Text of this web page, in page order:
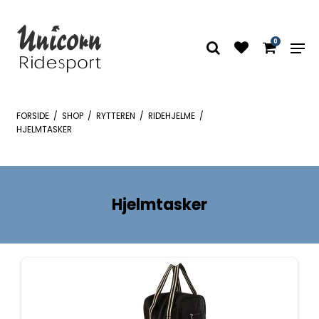
0
FORSIDE / SHOP / RYTTEREN / RIDEHJELME /
HJELMTASKER
Hjelmtasker